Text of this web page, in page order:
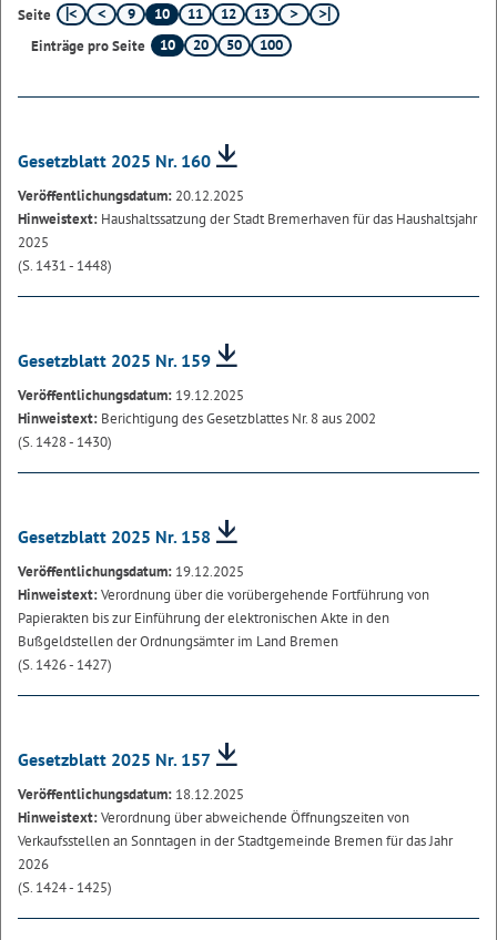
Seite 9 10 11 12
13
Einträge pro Seite
10 20 50 100
Gesetzblatt 2025 Nr. 160
Veröffentlichungsdatum: 20.12.2025
Hinweistext: Haushaltssatzung der Stadt Bremerhaven für das Haushaltsjahr
2025
(S. 1431 - 1448)
Gesetzblatt 2025 Nr. 159
Veröffentlichungsdatum: 19.12.2025
Hinweistext: Berichtigung des Gesetzblattes Nr. 8 aus 2002
(S. 1428 - 1430)
Gesetzblatt 2025 Nr. 158
Veröffentlichungsdatum: 19.12.2025
Hinweistext:Verordnung über die vorübergehende Fortführung von
Papierakten bis zur Einführung der elektronischen Akte in den
Bußgeldstellen der Ordnungsämter im Land Bremen
(S. 1426 - 1427)
Gesetzblatt 2025 Nr. 157
Veröffentlichungsdatum: 18.12.2025
Hinweistext:Verordnung über abweichende Öffnungszeiten von
Verkaufsstellen an Sonntagen in der Stadtgemeinde Bremen für das Jahr
2026
(S. 1424 - 1425)